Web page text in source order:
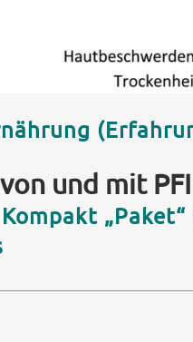
und mit